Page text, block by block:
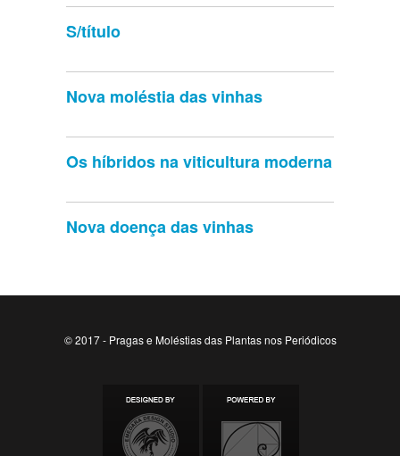
S/título
Nova moléstia das vinhas
Os híbridos na viticultura moderna
Nova doença das vinhas
© 2017 - Pragas e Moléstias das Plantas nos Periódicos